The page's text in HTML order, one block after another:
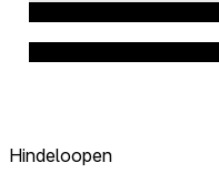
Hindeloopen